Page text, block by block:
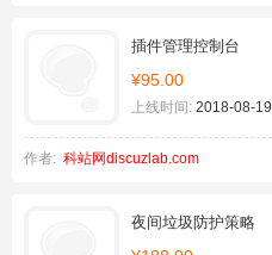
插件管理控制台
¥95.00
上线时间: 2018-08-19
作者: 科站网discuzlab.com
夜间垃圾防护策略